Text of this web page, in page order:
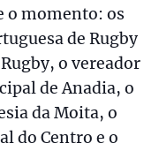
o momento: os
de Rugby
o vereador
de Anadia, o
da Moita, o
do Centro e o